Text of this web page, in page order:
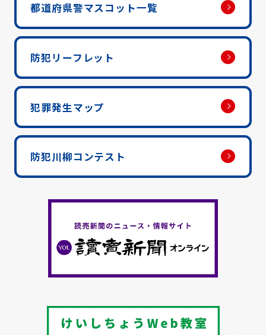
都道府県警マスコット一覧
防犯リーフレット
犯罪発生マップ
防犯川柳コンテスト